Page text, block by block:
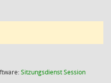
SitzungsdienstSession(Wird in